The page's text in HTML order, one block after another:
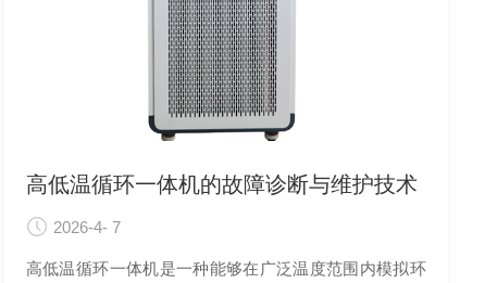
高低温循环一体机的故障诊断与维护技术
2026-4- 7
高低温循环一体机是一种能够在广泛温度范围内模拟环